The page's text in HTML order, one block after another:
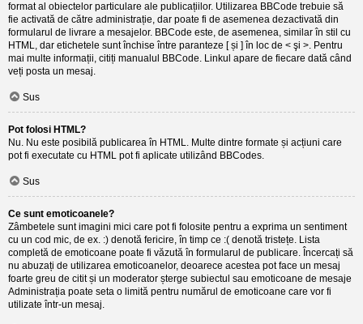
format al obiectelor particulare ale publicațiilor. Utilizarea BBCode trebuie să
fie activată de către administrație, dar poate fi de asemenea dezactivată din
formularul de livrare a mesajelor. BBCode este, de asemenea, similar în stil cu
HTML, dar etichetele sunt închise între paranteze [ și ] în loc de < şi >. Pentru
mai multe informații, citiți manualul BBCode. Linkul apare de fiecare dată când
veți posta un mesaj.
Sus
Pot folosi HTML?
Nu. Nu este posibilă publicarea în HTML. Multe dintre formate și acțiuni care
pot fi executate cu HTML pot fi aplicate utilizând BBCodes.
Sus
Ce sunt emoticoanele?
Zâmbetele sunt imagini mici care pot fi folosite pentru a exprima un sentiment
cu un cod mic, de ex. :) denotă fericire, în timp ce :( denotă tristețe. Lista
completă de emoticoane poate fi văzută în formularul de publicare. Încercați să
nu abuzați de utilizarea emoticoanelor, deoarece acestea pot face un mesaj
foarte greu de citit și un moderator șterge subiectul sau emoticoane de mesaje
Administrația poate seta o limită pentru numărul de emoticoane care vor fi
utilizate într-un mesaj.